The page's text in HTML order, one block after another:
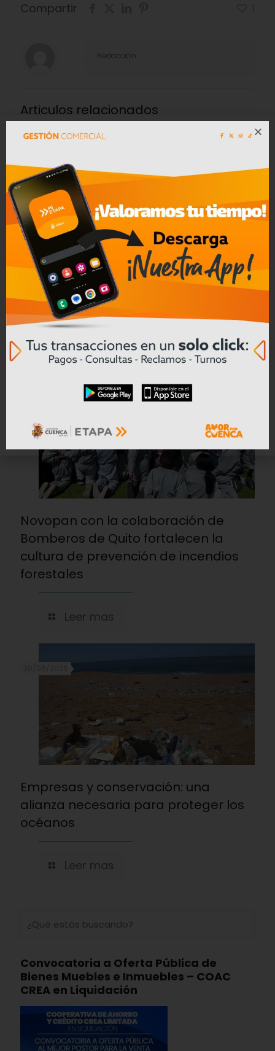
Compartir
Redacción
Articulos relacionados
Marcimex avanza en economía
circular con su programa de reciclaje
electrónico
Leer mas
Novopan con la colaboración de
Bomberos de Quito fortalecen la
cultura de prevención de incendios
forestales
Leer mas
Empresas y conservación: una
alianza necesaria para proteger los
océanos
Leer mas
Convocatoria a Oferta Pública de
Bienes Muebles e Inmuebles – COAC
CREA en Liquidación